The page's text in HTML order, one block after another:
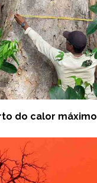
do calor máximo